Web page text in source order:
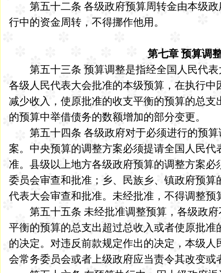
第五十二条 各级政府预算周转金由本级政
行中的资金周转，不得挪作他用。
第七章 预算调
第五十三条 预算调整是指经全国人民代表
各级人民代表大会批准的本级预算，在执行
减少收入，使原批准的收支平衡的预算的总
的预算中举借债务的数额增加的部分变更。
第五十四条 各级政府对于必须进行的预算
案。中央预算的调整方案必须提请全国人民
准。县级以上地方各级政府预算的调整方案
委员会审查和批准；乡、民族乡、镇政府预
代表大会审查和批准。未经批准，不得调整预
第五十五条 未经批准调整预算，各级政府
平衡的预算的总支出超过总收入或者使原批
的决定。对违反前款规定作出的决定，本级
会常务委员会或者上级政府应当责令其改变或